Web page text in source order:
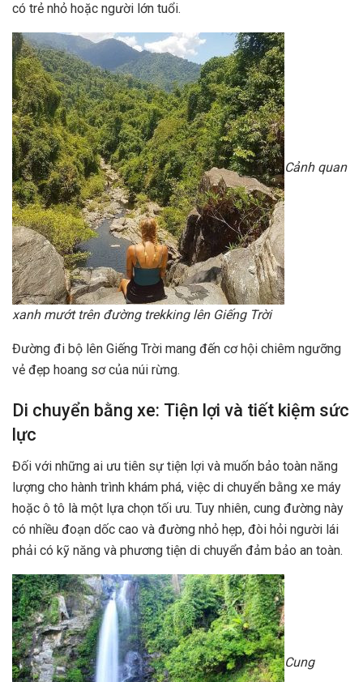
có trẻ nhỏ hoặc người lớn tuổi.
Cảnh quan
xanh mướt trên đường trekking lên Giếng Trời
Đường đi bộ lên Giếng Trời mang đến cơ hội chiêm ngưỡng
vẻ đẹp hoang sơ của núi rừng.
Di chuyển bằng xe: Tiện lợi và tiết kiệm sức
lực
Đối với những ai ưu tiên sự tiện lợi và muốn bảo toàn năng
lượng cho hành trình khám phá, việc di chuyển bằng xe máy
hoặc ô tô là một lựa chọn tối ưu. Tuy nhiên, cung đường này
có nhiều đoạn dốc cao và đường nhỏ hẹp, đòi hỏi người lái
phải có kỹ năng và phương tiện di chuyển đảm bảo an toàn.
Cung